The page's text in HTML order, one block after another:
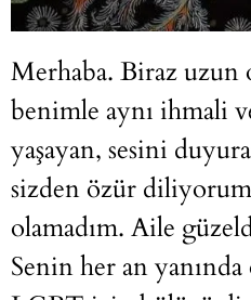
Merhaba. Biraz uzun
benimle aynı ihmali
yaşayan, sesini
sizden özür
olamadım. Aile
Senin her an